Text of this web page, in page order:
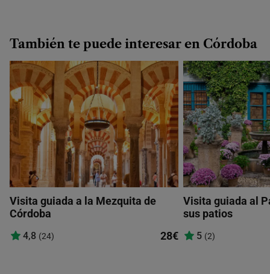
También te puede interesar en Córdoba
Visita guiada a la Mezquita de
Córdoba
4,8 (24) 28€
Visita guiada al
sus patios
5 (2)